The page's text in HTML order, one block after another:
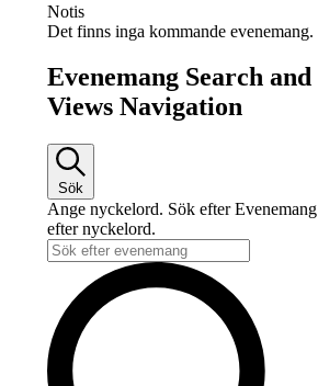
Notis
Det finns inga kommande evenemang.
Evenemang Search and
Views Navigation
Sök
Ange nyckelord. Sök efter Evenemang
efter nyckelord.